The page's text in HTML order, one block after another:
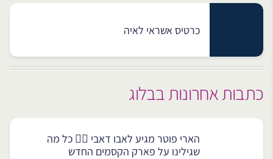
כרטיס אשראי לאיה
כתבות אחרונות בבלוג
הארי פוטר מגיע לאבו דאבי 🧙‍♂️ כל מה
שגילינו על פארק הקסמים החדש